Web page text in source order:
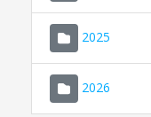
2025
2026